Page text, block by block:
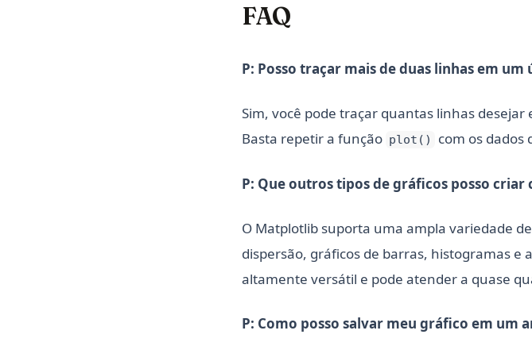
FAQ
P: Posso traçar mais de duas linhas em
Sim, você pode traçar quantas linhas
Basta repetir a função plot() com os dados
P: Que outros tipos de gráficos posso
O Matplotlib suporta uma ampla variedade
dispersão, gráficos de barras, histogramas e
altamente versátil e pode atender a quase
P: Como posso salvar meu gráfico em um